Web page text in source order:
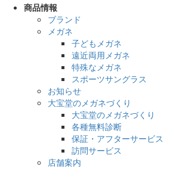
商品情報
ブランド
メガネ
子どもメガネ
遠近両用メガネ
特殊なメガネ
スポーツサングラス
お知らせ
大宝堂のメガネづくり
大宝堂のメガネづくり
各種無料診断
保証・アフターサービス
訪問サービス
店舗案内